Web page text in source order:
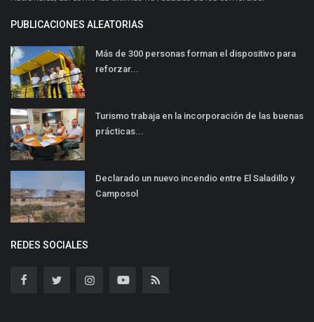
PUBLICACIONES ALEATORIAS
Más de 300 personas forman el dispositivo para
reforzar...
Turismo trabaja en la incorporación de las buenas
prácticas...
Declarado un nuevo incendio entre El Saladillo y
Camposol
REDES SOCIALES